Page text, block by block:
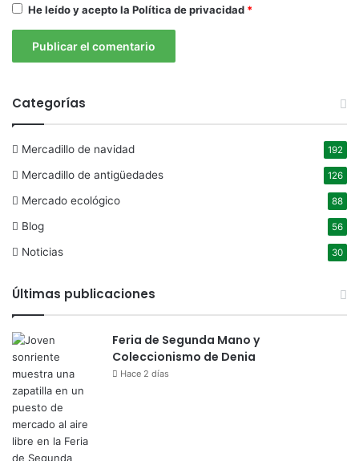
He leído y acepto la Política de privacidad *
Categorías
Mercadillo de navidad 192
Mercadillo de antigüedades 126
Mercado ecológico 88
Blog 56
Noticias 30
Últimas publicaciones
Feria de Segunda Mano y
Coleccionismo de Denia
Hace 2 días